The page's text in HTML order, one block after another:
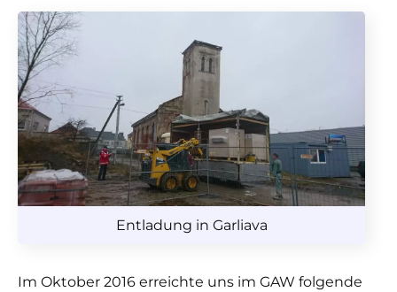
Entladung in Garliava
Im Oktober 2016 erreichte uns im GAW folgende